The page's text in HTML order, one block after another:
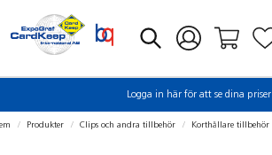
Logga in här för att se dina priser
Produkter Clips och andra tillbehör Korthållare tillbehör